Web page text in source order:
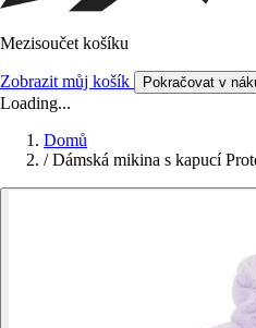
Mezisoučet košíku
Zobrazit můj košík Pokračovat v
Loading...
Domů
/ Dámská mikina s kapucí